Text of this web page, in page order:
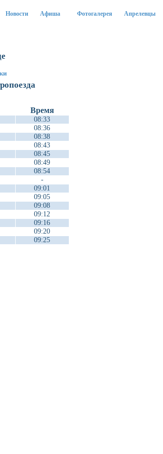
Новости Афиша Фотогалерея Апрелевцы
Время
08:33
08:36
08:38
08:43
08:45
08:49
08:54
-
09:01
09:05
09:08
09:12
09:16
09:20
09:25